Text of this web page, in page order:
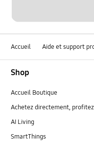
Accueil Aide et support
Shop
Accueil Boutique
Achetez directement,
AI Living
SmartThings